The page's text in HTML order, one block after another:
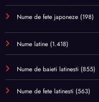
Nume de fete japoneze (198)
Nume latine (1.418)
Nume de baieti latinesti (855)
Nume de fete latinesti (563)